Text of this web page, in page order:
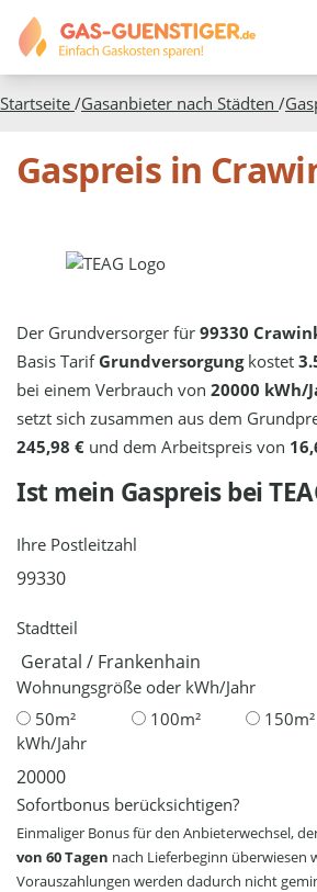
Startseite /Gasanbieter nach Städten /
Gaspreis in
Der Grundversorger für99330
Basis Tarif Grundversorgungkostet
bei einem Verbrauch von20000 kWh/
setzt sich zusammen aus dem
245,98 € und dem Arbeitspreis von
Ist mein Gaspreis bei
Ihre Postleitzahl
Stadtteil
Wohnungsgröße oder kWh/Jahr
50m²
100m² 150m²
kWh/Jahr
Sofortbonus berücksichtigen?
Einmaliger Bonus für den Anbieterwechsel,
von 60 Tagen nach Lieferbeginn überwiesen
Vorauszahlungen werden dadurch nicht